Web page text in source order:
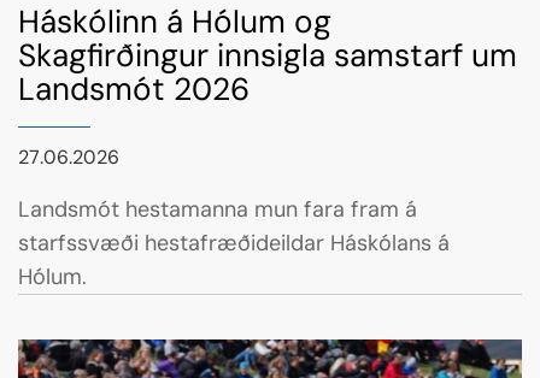
Háskólinn á Hólum og
Skagfirðingur innsigla samstarf um
Landsmót 2026
27.06.2026
Landsmót hestamanna mun fara fram á
starfssvæði hestafræðideildar Háskólans á
Hólum.